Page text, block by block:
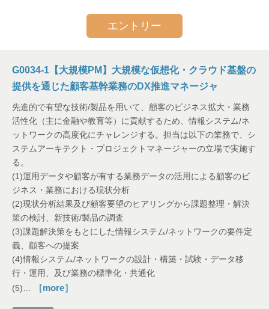
エントリー
G0034-1【大規模PM】大規模な仮想化・クラウド基盤の
提供を通じた顧客基幹業務のDX推進マネージャ
先進的で有望な技術/製品を用いて、顧客のビジネス拡大・業務
活性化（主に金融や教育等）に貢献するため、情報システム/ネ
ットワークの高度化にチャレンジする。担当は以下の業務で、シ
ステムアーキテクト・プロジェクトマネージャーの立場で実施す
る。
(1)運用データや顧客が有する業務データの活用による顧客のビ
ジネス・業務における現状分析
(2)現状分析結果及び顧客要望のヒアリングから課題整理・解決
策の検討、新技術/製品の調査
(3)課題解決策をもとにした情報システム/ネットワークの要件定
義、顧客への提案
(4)情報システム/ネットワークの設計・構築・試験・データ移
行・運用、及び業務の標準化・共通化
(5)…
［more］